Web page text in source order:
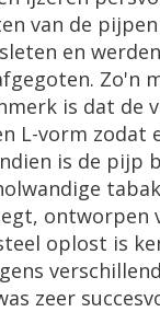
van de
en
Zo'n
is dat de
L-vorm zodat
is de pijp
ontworpen
oplost is
zeer